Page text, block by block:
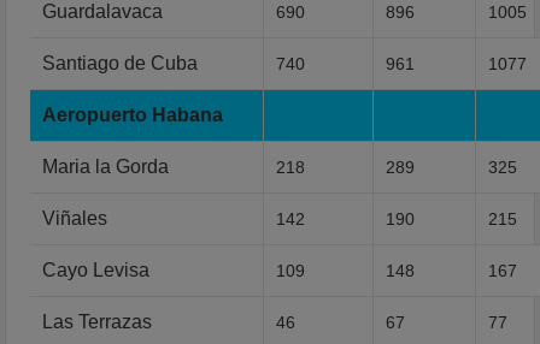
Guardalavaca 690 896 1005
Santiago de Cuba 740 961 1077
Aeropuerto Habana
Maria la Gorda 218 289 325
Viñales 142 190 215
Cayo Levisa 109 148 167
Las Terrazas 46 67 77